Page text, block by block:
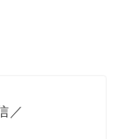
／